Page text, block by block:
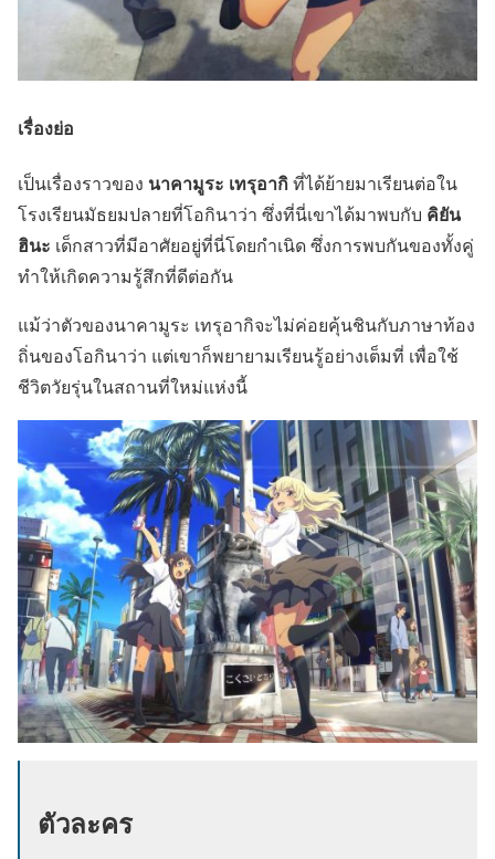
เรื่องย่อ
เป็นเรื่องราวของ นาคามูระ เทรุอากิที่ได้ย้ายมาเรียนต่อใน
โรงเรียนมัธยมปลายที่โอกินาว่า ซึ่งที่นี่เขาได้มาพบกับ คิยัน
ฮินะ เด็กสาวที่มีอาศัยอยู่ที่นี่โดยกำเนิด ซึ่งการพบกันของทั้งคู่
ทำให้เกิดความรู้สึกที่ดีต่อกัน
แม้ว่าตัวของนาคามูระ เทรุอากิจะไม่ค่อยคุ้นชินกับภาษาท้อง
ถิ่นของโอกินาว่า แต่เขาก็พยายามเรียนรู้อย่างเต็มที่ เพื่อใช้
ชีวิตวัยรุ่นในสถานที่ใหม่แห่งนี้
ตัวละคร